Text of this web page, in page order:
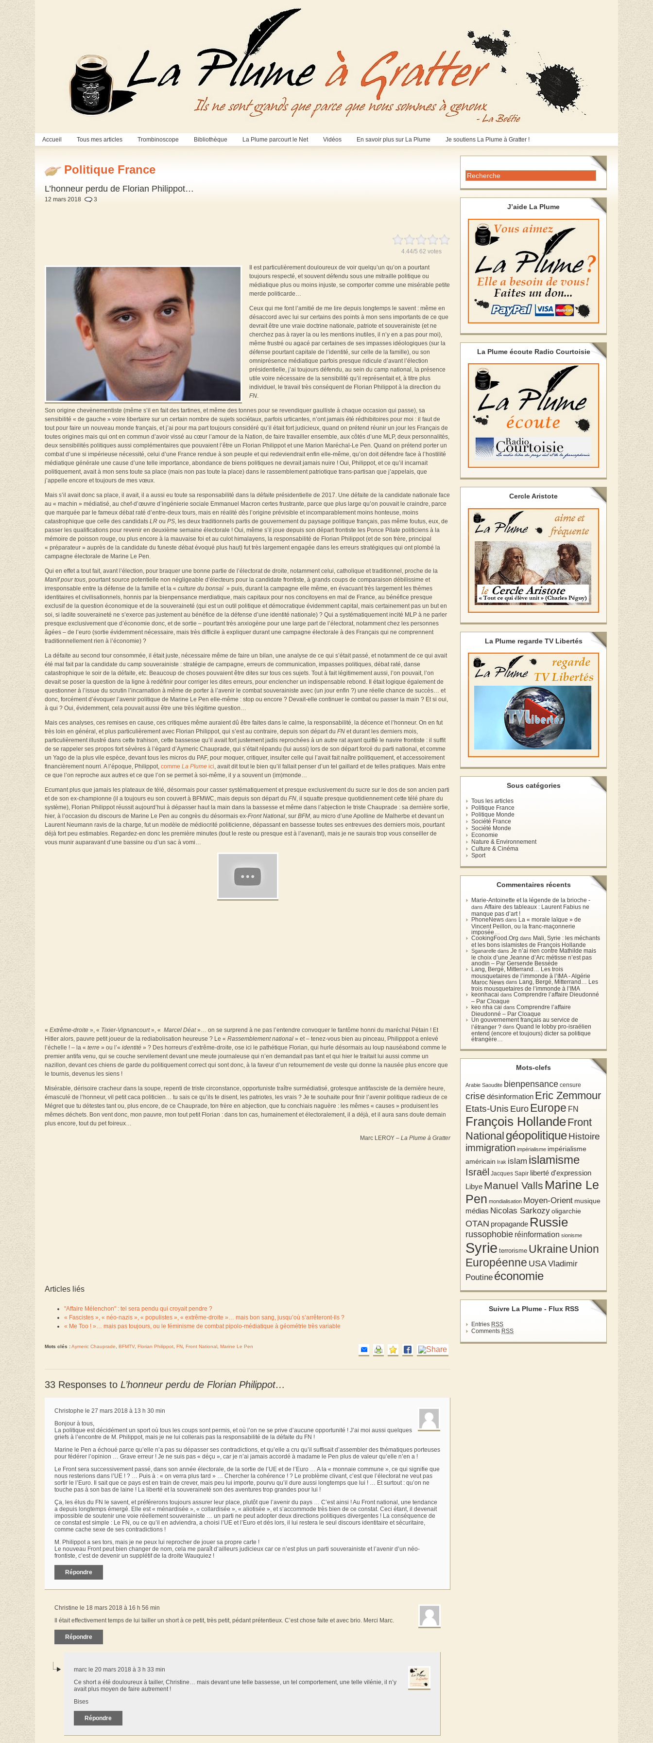
Accueil Tous mes articles Trombinoscope Bibliothèque La Plume parcourt le Net Vidéos En savoir plus sur La Plume Je soutiens La Plume à Gratter !
Politique France
L’honneur perdu de Florian Philippot…
12 mars 2018 3
4.44/5 62 votes
Il est particulièrement douloureux de voir quelqu’un qu’on a pourtant
toujours respecté, et souvent défendu sous une mitraille politique ou
médiatique plus ou moins injuste, se comporter comme une misérable petite
merde politicarde…
Ceux qui me font l’amitié de me lire depuis longtemps le savent : même en
désaccord avec lui sur certains des points à mon sens importants de ce que
devrait être une vraie doctrine nationale, patriote et souverainiste (et ne
cherchez pas à rayer la ou les mentions inutiles, il n’y en a pas pour moi),
même frustré ou agacé par certaines de ses impasses idéologiques (sur la
défense pourtant capitale de l’identité, sur celle de la famille), ou son
omniprésence médiatique parfois presque ridicule d’avant l’élection
présidentielle, j’ai toujours défendu, au sein du camp national, la présence
utile voire nécessaire de la sensibilité qu’il représentait et, à titre plus
individuel, le travail très conséquent de Florian Philippot à la direction du
FN.
Son origine chevènementiste (même s’il en fait des tartines, et même des tonnes pour se revendiquer gaulliste à chaque occasion qui passe), sa
sensibilité « de gauche » voire libertaire sur un certain nombre de sujets sociétaux, parfois urticantes, n’ont jamais été rédhibitoires pour moi : il faut de
tout pour faire un nouveau monde français, et j’ai pour ma part toujours considéré qu’il était fort judicieux, quand on prétend réunir un jour les Français de
toutes origines mais qui ont en commun d’avoir vissé au cœur l’amour de la Nation, de faire travailler ensemble, aux côtés d’une MLP, deux personnalités,
deux sensibilités politiques aussi complémentaires que pouvaient l’être un Florian Philippot et une Marion Maréchal-Le Pen. Quand on prétend porter un
combat d’une si impérieuse nécessité, celui d’une France rendue à son peuple et qui redeviendrait enfin elle-même, qu’on doit défendre face à l’hostilité
médiatique générale une cause d’une telle importance, abondance de biens politiques ne devrait jamais nuire ! Oui, Philippot, et ce qu’il incarnait
politiquement, avait à mon sens toute sa place (mais non pas toute la place) dans le rassemblement patriotique trans-partisan que j’appelais, que
j’appelle encore et toujours de mes vœux.
Mais s’il avait donc sa place, il avait, il a aussi eu toute sa responsabilité dans la défaite présidentielle de 2017. Une défaite de la candidate nationale face
au « machin » médiatisé, au chef-d’œuvre d’ingénierie sociale Emmanuel Macron certes frustrante, parce que plus large qu’on pouvait le craindre, parce
que marquée par le fameux débat raté d’entre-deux tours, mais en réalité dès l’origine prévisible et incomparablement moins honteuse, moins
catastrophique que celle des candidats LR ou PS, les deux traditionnels partis de gouvernement du paysage politique français, pas même foutus, eux, de
passer les qualifications pour revenir en deuxième semaine électorale ! Oui, même s’il joue depuis son départ frontiste les Ponce Pilate politiciens à la
mémoire de poisson rouge, ou plus encore à la mauvaise foi et au culot himalayens, la responsabilité de Florian Philippot (et de son frère, principal
« préparateur » auprès de la candidate du funeste débat évoqué plus haut) fut très largement engagée dans les erreurs stratégiques qui ont plombé la
campagne électorale de Marine Le Pen.
Qui en effet a tout fait, avant l’élection, pour braquer une bonne partie de l’électorat de droite, notamment celui, catholique et traditionnel, proche de la
Manif pour tous, pourtant source potentielle non négligeable d’électeurs pour la candidate frontiste, à grands coups de comparaison débilissime et
irresponsable entre la défense de la famille et la « culture du bonsaï » puis, durant la campagne elle même, en évacuant très largement les thèmes
identitaires et civilisationnels, honnis par la bienpensance merdiatique, mais capitaux pour nos concitoyens en mal de France, au bénéfice presque
exclusif de la question économique et de la souveraineté (qui est un outil politique et démocratique évidemment capital, mais certainement pas un but en
soi, si ladite souveraineté ne s’exerce pas justement au bénéfice de la défense d’une identité nationale) ? Qui a systématiquement incité MLP à ne parler
presque exclusivement que d’économie donc, et de sortie – pourtant très anxiogène pour une large part de l’électorat, notamment chez les personnes
âgées – de l’euro (sortie évidemment nécessaire, mais très difficile à expliquer durant une campagne électorale à des Français qui ne comprennent
traditionnellement rien à l’économie) ?
La défaite au second tour consommée, il était juste, nécessaire même de faire un bilan, une analyse de ce qui s’était passé, et notamment de ce qui avait
été mal fait par la candidate du camp souverainiste : stratégie de campagne, erreurs de communication, impasses politiques, débat raté, danse
catastrophique le soir de la défaite, etc. Beaucoup de choses pouvaient être dites sur tous ces sujets. Tout à fait légitimement aussi, l’on pouvait, l’on
devait se poser la question de la ligne à redéfinir pour corriger les dites erreurs, pour enclencher un indispensable rebond. Il était logique également de
questionner à l’issue du scrutin l’incarnation à même de porter à l’avenir le combat souverainiste avec (un jour enfin ?) une réelle chance de succès… et
donc, forcément d’évoquer l’avenir politique de Marine Le Pen elle-même : stop ou encore ? Devait-elle continuer le combat ou passer la main ? Et si oui,
à qui ? Oui, évidemment, cela pouvait aussi être une très légitime question…
Mais ces analyses, ces remises en cause, ces critiques même auraient dû être faites dans le calme, la responsabilité, la décence et l’honneur. On en fut
très loin en général, et plus particulièrement avec Florian Philippot, qui s’est au contraire, depuis son départ du FN et durant les derniers mois,
particulièrement illustré dans cette trahison, cette bassesse qu’il avait fort justement jadis reprochées à un autre rat ayant quitté le navire frontiste : il suffit
de se rappeler ses propos fort sévères à l’égard d’Aymeric Chauprade, qui s’était répandu (lui aussi) lors de son départ forcé du parti national, et comme
un Yago de la plus vile espèce, devant tous les micros du PAF, pour moquer, critiquer, insulter celle qui l’avait fait naître politiquement, et accessoirement
financièrement nourri. A l’époque, Philippot, comme La Plume ici, avait dit tout le bien qu’il fallait penser d’un tel gaillard et de telles pratiques. Mais entre
ce que l’on reproche aux autres et ce que l’on se permet à soi-même, il y a souvent un (im)monde…
Ecumant plus que jamais les plateaux de télé, désormais pour casser systématiquement et presque exclusivement du sucre sur le dos de son ancien parti
et de son ex-championne (il a toujours eu son couvert à BFMWC, mais depuis son départ du FN, il squatte presque quotidiennement cette télé phare du
système), Florian Philippot réussit aujourd’hui à dépasser haut la main dans la bassesse et même dans l’abjection le triste Chauprade : sa dernière sortie,
hier, à l’occasion du discours de Marine Le Pen au congrès du désormais ex-Front National, sur BFM, au micro d’une Apolline de Malherbe et devant un
Laurent Neumann ravis de la charge, fut un modèle de médiocrité politicienne, dépassant en bassesse toutes ses entrevues des derniers mois, pourtant
déjà fort peu estimables. Regardez-en donc les première minutes (tout le reste ou presque est à l’avenant), mais je ne saurais trop vous conseiller de
vous munir auparavant d’une bassine ou d’un sac à vomi…
« Extrême-droite », « Tixier-Vignancourt», « Marcel Déat»… on se surprend à ne pas l’entendre convoquer le fantôme honni du maréchal Pétain ! Et
Hitler alors, pauvre petit joueur de la rediabolisation heureuse ? Le « Rassemblement national » et – tenez-vous bien au pinceau, Philipppot a enlevé
l’échelle ! – la « terre » ou l’« identité » ? Des horreurs d’extrême-droite, ose ici le pathétique Florian, qui hurle désormais au loup nauséabond comme le
premier antifa venu, qui se couche servilement devant une meute journaleuse qui n’en demandait pas tant et qui hier le traitait lui aussi comme un
nazillon, devant ces chiens de garde du politiquement correct qui sont donc, à la faveur d’un retournement de veste qui donne la nausée plus encore que
le tournis, devenus les siens !
Misérable, dérisoire cracheur dans la soupe, repenti de triste circonstance, opportuniste traître surmédiatisé, grotesque antifasciste de la dernière heure,
émasculé de l’honneur, vil petit caca politicien… tu sais ce qu’ils te disent, les patriotes, les vrais ? Je te souhaite pour finir l’avenir politique radieux de ce
Mégret que tu détestes tant ou, plus encore, de ce Chauprade, ton frère en abjection, que tu conchiais naguère : les mêmes « causes » produisent les
mêmes déchets. Bon vent donc, mon pauvre, mon tout petit Florian : dans ton cas, humainement et électoralement, il a déjà, et il aura sans doute demain
plus encore, tout du pet foireux…
Marc LEROY – La Plume à Gratter
Articles liés
"Affaire Mélenchon" : tel sera pendu qui croyait pendre ?
« Fascistes », « néo-nazis », « populistes », « extrême-droite »… mais bon sang, jusqu’où s’arrêteront-ils ?
« Me Too ! »… mais pas toujours, ou le féminisme de combat pipolo-médiatique à géométrie très variable
Mots clés :Aymeric Chauprade BFMTV, Florian Philippot FN Front National Marine Le Pen
33 Responses to L’honneur perdu de Florian Philippot…
Christophe le 27 mars 2018 à 13 h 30 min
Bonjour à tous,
La politique est décidément un sport où tous les coups sont permis, et où l’on ne se prive d’aucune opportunité ! J’ai moi aussi quelques
griefs à l’encontre de M. Philippot, mais je ne lui collerais pas la responsabilité de la défaite du FN !
Marine le Pen a échoué parce qu’elle n’a pas su dépasser ses contradictions, et qu’elle a cru qu’il suffisait d’assembler des thématiques porteuses
pour fédérer l’opinion … Grave erreur ! Je ne suis pas « déçu », car je n’ai jamais accordé à madame le Pen plus de valeur qu’elle n’en a !
Le Front sera successivement passé, dans son année électorale, de la sortie de l’UE et de l’Euro … A la « monnaie commune », ce qui signifie que
nous resterions dans l’UE ! ? … Puis à : « on verra plus tard » … Chercher la cohérence ! ? Le problème clivant, c’est que l’électorat ne veut pas
sortir le l’Euro. Il sait que ce pays est en train de crever, mais peu lui importe, pourvu qu’il dure aussi longtemps que lui ! … Et surtout : qu’on ne
touche pas à son bas de laine ! La liberté et la souveraineté son des aventures trop grandes pour lui !
Ça, les élus du FN le savent, et préférerons toujours assurer leur place, plutôt que l’avenir du pays … C’est ainsi ! Au Front national, une tendance
a depuis longtemps émergé. Elle est « ménardisée », « collardisée », « aliotisée », et s’accommode très bien de ce constat. Ceci étant, il devenait
impossible de soutenir une voie réellement souverainiste … un parti ne peut adopter deux directions politiques divergentes ! La conséquence de
ce constat est simple : Le FN, ou ce qu’il en adviendra, a choisi l’UE et l’Euro et dés lors, il lui restera le seul discours identitaire et sécuritaire,
comme cache sexe de ses contradictions !
M. Philippot a ses tors, mais je ne peux lui reprocher de jouer sa propre carte !
Le nouveau Front peut bien changer de nom, cela me paraît d’ailleurs judicieux car ce n’est plus un parti souverainiste et l’avenir d’un néo-
frontiste, c’est de devenir un supplétif de la droite Wauquiez !
Répondre
Christine le 18 mars 2018 à 16 h 56 min
Il était effectivement temps de lui tailler un short à ce petit, très petit, pédant prétentieux. C’est chose faite et avec brio. Merci Marc.
Répondre
marc le 20 mars 2018 à 3 h 33 min
Ce short a été douloureux à tailler, Christine… mais devant une telle bassesse, un tel comportement, une telle vilénie, il n’y
avait plus moyen de faire autrement !
Bises
Répondre
J’aide La Plume
La Plume écoute Radio Courtoisie
Cercle Aristote
La Plume regarde TV Libertés
Sous catégories
Tous les articles
Politique France
Politique Monde
Société France
Société Monde
Economie
Nature & Environnement
Culture & Cinéma
Sport
Commentaires récents
Marie-Antoinette et la légende de la brioche -
dans Affaire des tableaux : Laurent Fabius ne
manque pas d’art !
PhoneNews dans La « morale laïque » de
Vincent Peillon, ou la franc-maçonnerie
imposée…
CookingFood.Org dans Mali, Syrie : les méchants
et les bons islamistes de François Hollande
Sganarelle dans Je n’ai rien contre Mathilde mais
le choix d’une Jeanne d’Arc métisse n’est pas
anodin – Par Gersende Bessède
Lang, Bergé, Mitterrand… Les trois
mousquetaires de l’immonde à l’IMA - Algérie
Maroc News dans Lang, Bergé, Mitterrand… Les
trois mousquetaires de l’immonde à l’IMA
keonhacai dans Comprendre l’affaire Dieudonné
– Par Cloaque
keo nha cai dans Comprendre l’affaire
Dieudonné – Par Cloaque
Un gouvernement français au service de
l’étranger ? dans Quand le lobby pro-israélien
entend (encore et toujours) dicter sa politique
étrangère…
Mots-clefs
Arabie Saoudite bienpensance censure
crise désinformation Eric Zemmour
Etats-Unis Euro Europe FN
François HollandeFront
National géopolitiqueHistoire
immigration impérialisme impérialisme
américain Irak islam islamisme
Israël Jacques Sapir liberté d'expression
Libye Manuel Valls Marine Le
Pen mondialisation Moyen-Orient musique
médias Nicolas Sarkozyoligarchie
OTAN propagande Russie
russophobie réinformation sionisme
Syrie terrorisme Ukraine Union
Européenne USAVladimir
Poutine économie
Suivre La Plume - Flux RSS
Entries RSS
Comments RSS